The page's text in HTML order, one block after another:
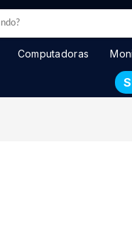
Computadoras